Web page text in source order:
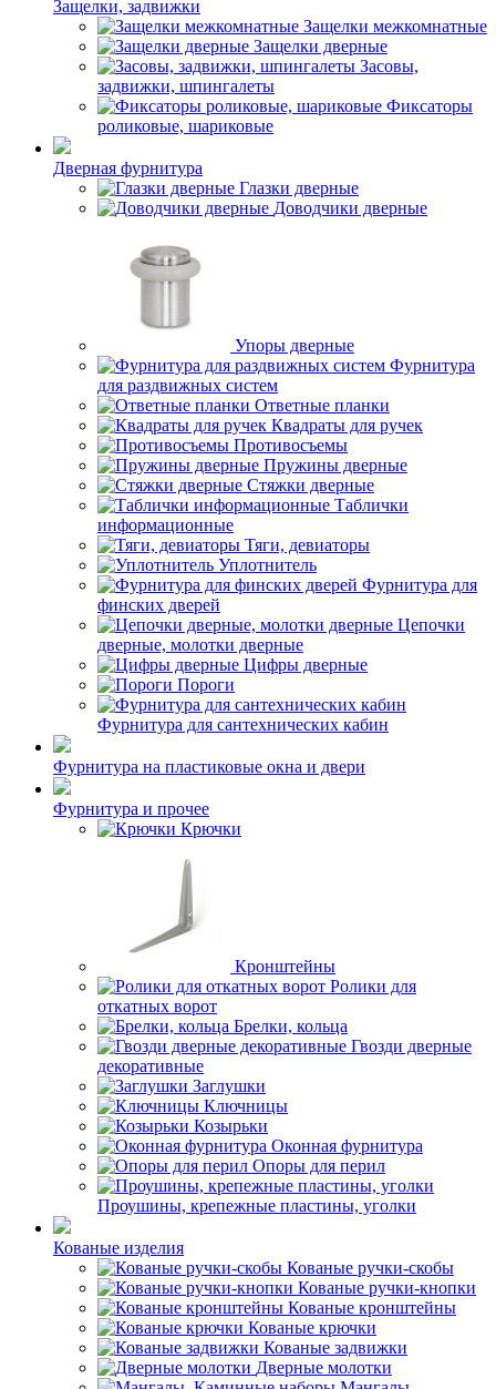
Защелки, задвижки
Защелки межкомнатные
Защелки дверные
Засовы,
задвижки, шпингалеты
Фиксаторы
роликовые, шариковые
Дверная фурнитура
Глазки дверные
Доводчики дверные
Упоры дверные
Фурнитура
для раздвижных систем
Ответные планки
Квадраты для ручек
Противосъемы
Пружины дверные
Стяжки дверные
Таблички
информационные
Тяги, девиаторы
Уплотнитель
Фурнитура для
финских дверей
Цепочки
дверные, молотки дверные
Цифры дверные
Пороги
Фурнитура для сантехнических кабин
Фурнитура на пластиковые окна и двери
Фурнитура и прочее
Крючки
Кронштейны
Ролики для
откатных ворот
Брелки, кольца
Гвозди дверные
декоративные
Заглушки
Ключницы
Козырьки
Оконная фурнитура
Опоры для перил
Проушины, крепежные пластины, уголки
Кованые изделия
Кованые ручки-скобы
Кованые ручки-кнопки
Кованые кронштейны
Кованые крючки
Кованые задвижки
Дверные молотки